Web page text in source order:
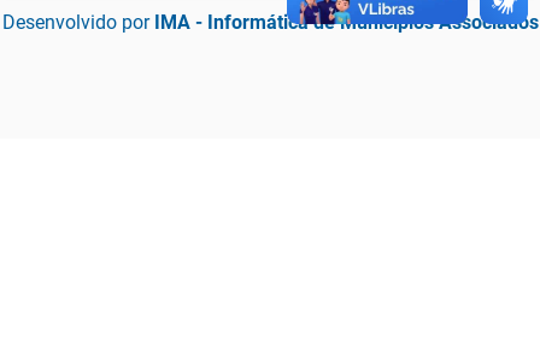
Desenvolvido por IMA - Informática de Municípios Associados